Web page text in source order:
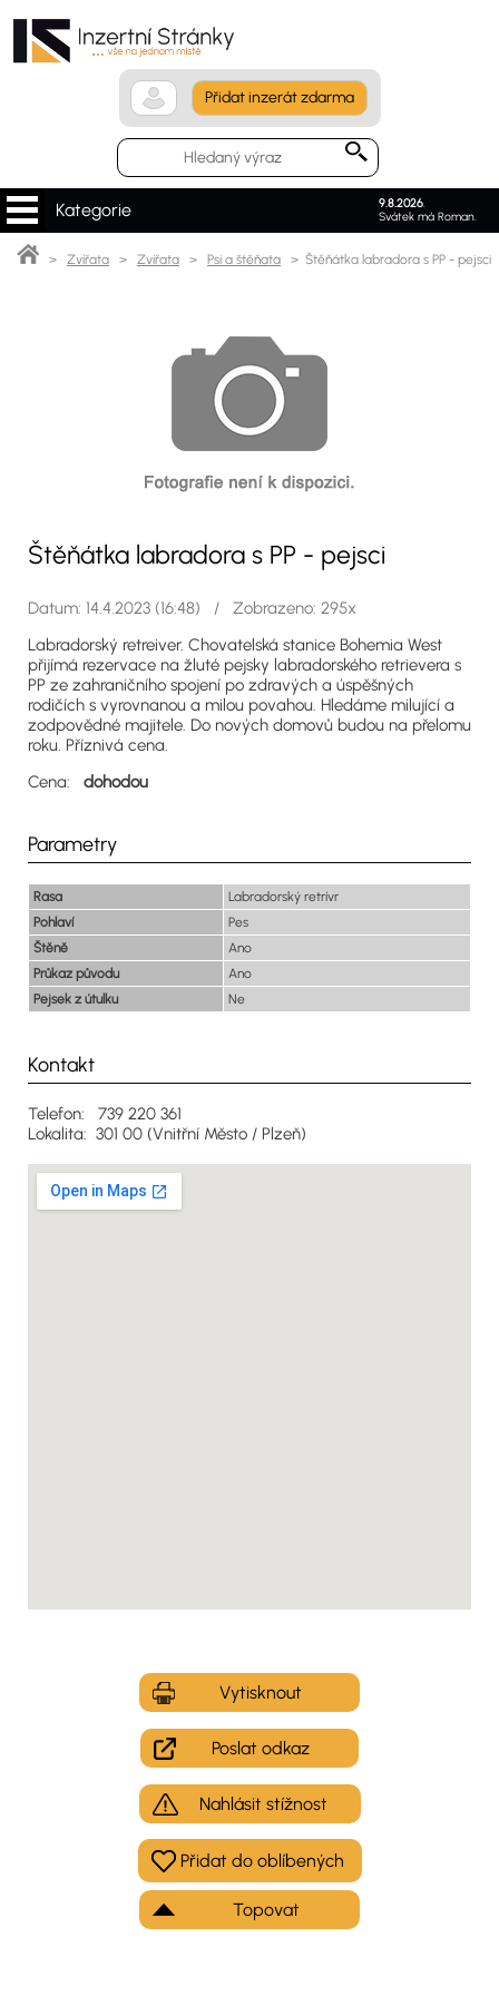
Přidat inzerát zdarma
9.8.2026.
Svátek má Roman.
Kategorie
> Zvířata > Zvířata > Psi a štěňata > Štěňátka labradora s PP - pejsci
Štěňátka labradora s PP - pejsci
Datum: 14.4.2023 (16:48) / Zobrazeno: 295x
Labradorský retreiver. Chovatelská stanice Bohemia West
přijímá rezervace na žluté pejsky labradorského retrievera s
PP ze zahraničního spojení po zdravých a úspěšných
rodičích s vyrovnanou a milou povahou. Hledáme milující a
zodpovědné majitele. Do nových domovů budou na přelomu
roku. Příznivá cena.
Cena: dohodou
Parametry
Rasa
Labradorský retrívr
Pohlaví
Pes
Štěně
Ano
Průkaz původu
Ano
Pejsek z útulku
Ne
Kontakt
Telefon: 739 220 361
Lokalita: 301 00 (Vnitřní Město / Plzeň)
Vytisknout
Poslat odkaz
Nahlásit stížnost
Topovat